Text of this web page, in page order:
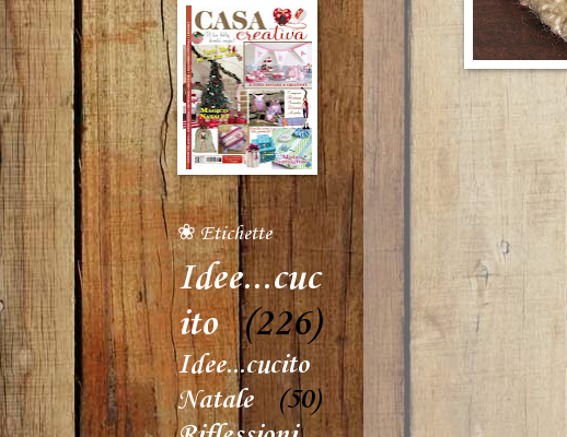
❀ Etichette
Idee...cuc
ito
(226)
Idee...cucito
Natale
(50)